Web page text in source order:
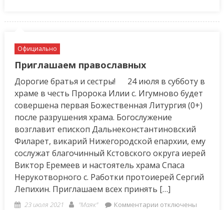
Официально
Приглашаем православных
Дорогие братья и сестры! 24 июля в субботу в
храме в честь Пророка Илии с. Игумново будет
совершена первая Божественная Литургия (0+)
после разрушения храма. Богослужение
возглавит епископ Дальнеконстантиновский
Филарет, викарий Нижегородской епархии, ему
сослужат благочинный Кстовского округа иерей
Виктор Еремеев и настоятель храма Спаса
Нерукотворного с. Работки протоиерей Сергий
Лепихин. Приглашаем всех принять […]
Posted
23 июля 2021 Author
"Маяк" Комментариикотключены